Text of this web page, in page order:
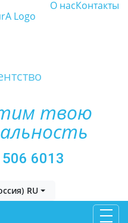
О насКонтакты
твою
6013
RU